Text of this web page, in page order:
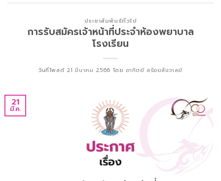
ประชาสัมพันธ์ทั่วไป
การรับสมัครเจ้าหน้าที่ประจำห้องพยาบาล
โรงเรียน
วันที่โพสต์ 21 มีนาคม 2566 โดย อาทิตย์ สร้อยสังวาลย์
21
มี.ค.